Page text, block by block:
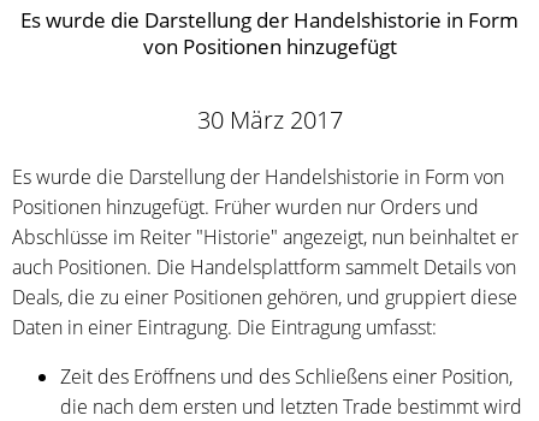
Es wurde die Darstellung der Handelshistorie in Form
von Positionen hinzugefügt
30 März 2017
Es wurde die Darstellung der Handelshistorie in Form von
Positionen hinzugefügt. Früher wurden nur Orders und
Abschlüsse im Reiter "Historie" angezeigt, nun beinhaltet er
auch Positionen. Die Handelsplattform sammelt Details von
Deals, die zu einer Positionen gehören, und gruppiert diese
Daten in einer Eintragung. Die Eintragung umfasst:
Zeit des Eröffnens und des Schließens einer Position,
die nach dem ersten und letzten Trade bestimmt wird